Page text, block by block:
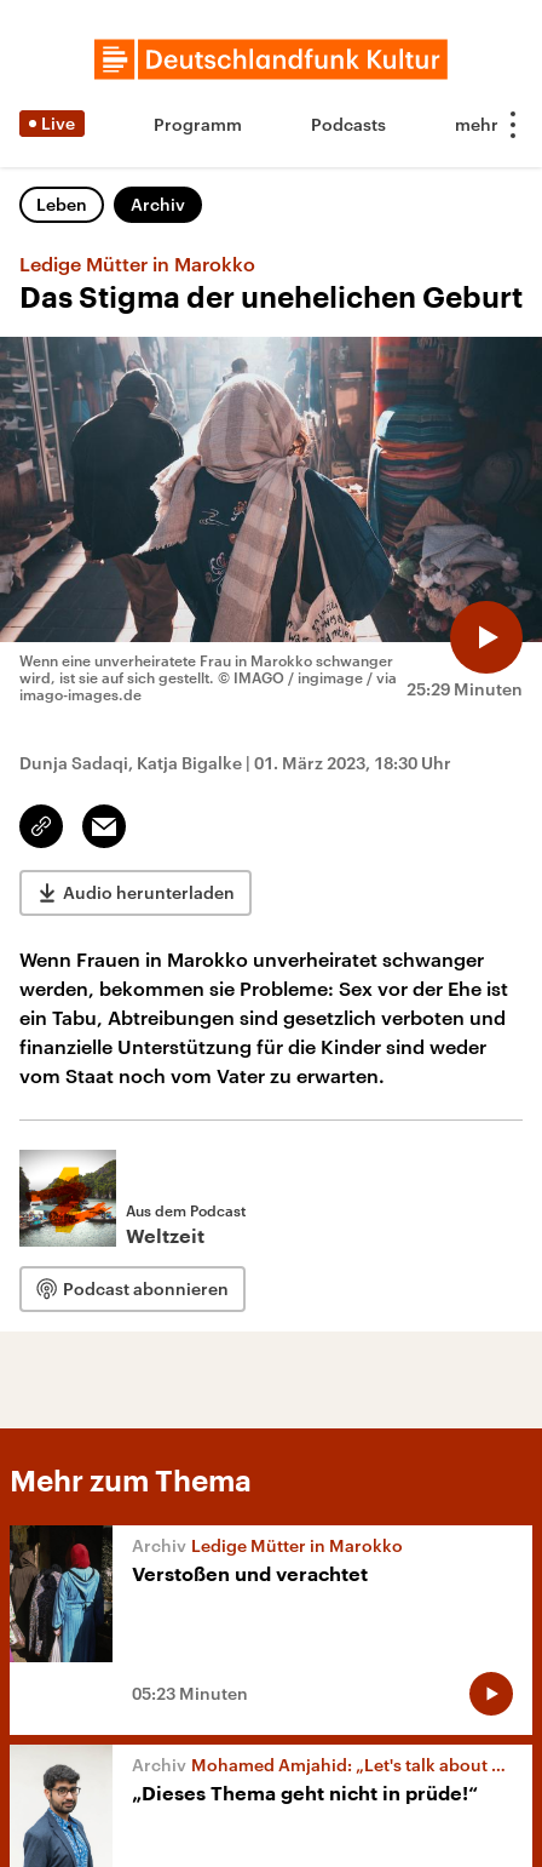
Live Programm Podcasts
Leben Archiv
Ledige Mütter in Marokko
Das Stigma der unehelichen Geburt
25:29 Minuten
Wenn eine unverheiratete Frau in Marokko schwanger
wird, ist sie auf sich gestellt. © IMAGO / ingimage / via
imago-images.de
Dunja Sadaqi, Katja Bigalke | 01. März 2023, 18:30 Uhr
Link
kopieren/teilen
Email
Audio herunterladen
Wenn Frauen in Marokko unverheiratet schwanger
werden, bekommen sie Probleme: Sex vor der Ehe ist
ein Tabu, Abtreibungen sind gesetzlich verboten und
finanzielle Unterstützung für die Kinder sind weder
vom Staat noch vom Vater zu erwarten.
Aus dem Podcast
Weltzeit
Podcast abonnieren
Mehr zum Thema
Ledige Mütter in Marokko
Verstoßen und verachtet
05:23 Minuten
Mohamed Amjahid: „Let's talk about sex, Habibi“
„Dieses Thema geht nicht in prüde!“